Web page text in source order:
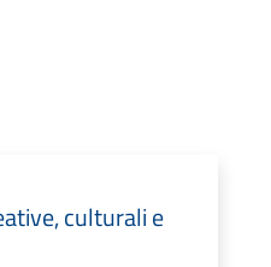
culturali e